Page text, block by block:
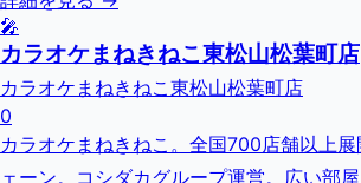
🎤
カラオケまねきねこ東松山松葉町店
カラオケまねきねこ東松山松葉町店
0
カラオケまねきねこ。全国700店舗以上
ェーン。コシダカグループ運営。広い部